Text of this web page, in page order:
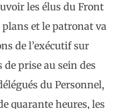
les élus du Front
et le patronat va
de l’exécutif sur
de prise au sein des
du Personnel,
quarante heures, les